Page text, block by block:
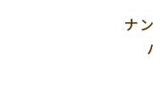
ナ